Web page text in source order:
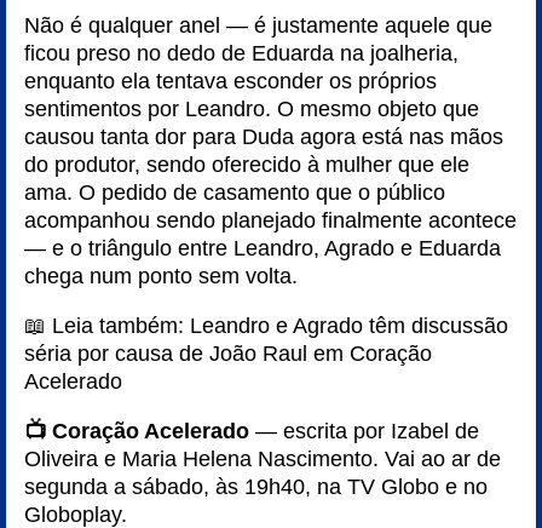
Não é qualquer anel — é justamente aquele que
ficou preso no dedo de Eduarda na joalheria,
enquanto ela tentava esconder os próprios
sentimentos por Leandro. O mesmo objeto que
causou tanta dor para Duda agora está nas mãos
do produtor, sendo oferecido à mulher que ele
ama. O pedido de casamento que o público
acompanhou sendo planejado finalmente acontece
— e o triângulo entre Leandro, Agrado e Eduarda
chega num ponto sem volta.
📖 Leia também: Leandro e Agrado têm discussão
séria por causa de João Raul em Coração
Acelerado
📺 Coração Acelerado — escrita por Izabel de
Oliveira e Maria Helena Nascimento. Vai ao ar de
segunda a sábado, às 19h40, na TV Globo e no
Globoplay.